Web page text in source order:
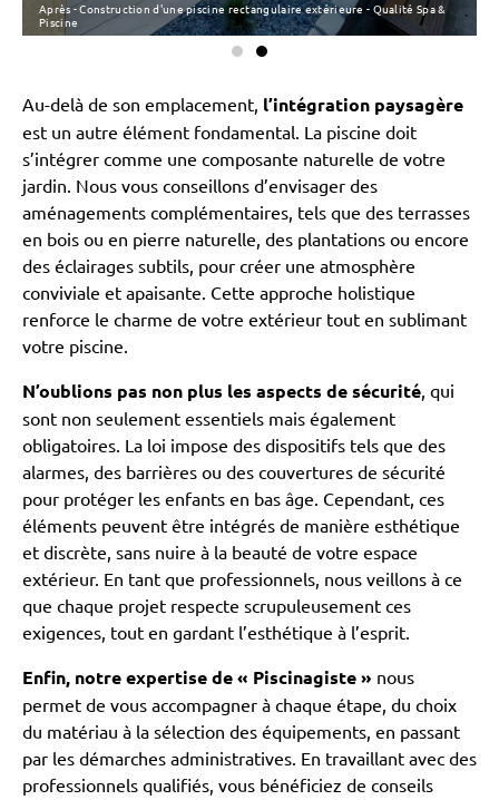
Après - Construction d'une piscine rectangulaire extérieure - Qualité Spa &
Piscine
Au-delà de son emplacement, l’intégration paysagère
est un autre élément fondamental. La piscine doit
s’intégrer comme une composante naturelle de votre
jardin. Nous vous conseillons d’envisager des
aménagements complémentaires, tels que des terrasses
en bois ou en pierre naturelle, des plantations ou encore
des éclairages subtils, pour créer une atmosphère
conviviale et apaisante. Cette approche holistique
renforce le charme de votre extérieur tout en sublimant
votre piscine.
N’oublions pas non plus les aspects de sécurité, qui
sont non seulement essentiels mais également
obligatoires. La loi impose des dispositifs tels que des
alarmes, des barrières ou des couvertures de sécurité
pour protéger les enfants en bas âge. Cependant, ces
éléments peuvent être intégrés de manière esthétique
et discrète, sans nuire à la beauté de votre espace
extérieur. En tant que professionnels, nous veillons à ce
que chaque projet respecte scrupuleusement ces
exigences, tout en gardant l’esthétique à l’esprit.
Enfin, notre expertise de « Piscinagiste » nous
permet de vous accompagner à chaque étape, du choix
du matériau à la sélection des équipements, en passant
par les démarches administratives. En travaillant avec des
professionnels qualifiés, vous bénéficiez de conseils